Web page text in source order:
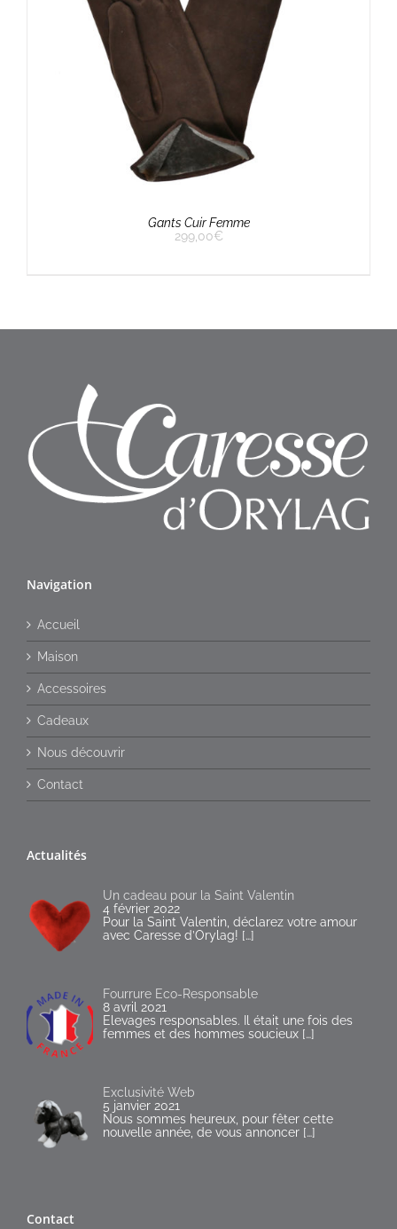
Gants Cuir Femme
299,00€
Navigation
Accueil
Maison
Accessoires
Cadeaux
Nous découvrir
Contact
Actualités
Un cadeau pour la Saint Valentin
4 février 2022
Pour la Saint Valentin, déclarez votre amour
avec Caresse d’Orylag! […]
Fourrure Eco-Responsable
8 avril 2021
Elevages responsables. Il était une fois des
femmes et des hommes soucieux […]
Exclusivité Web
5 janvier 2021
Nous sommes heureux, pour fêter cette
nouvelle année, de vous annoncer […]
Contact